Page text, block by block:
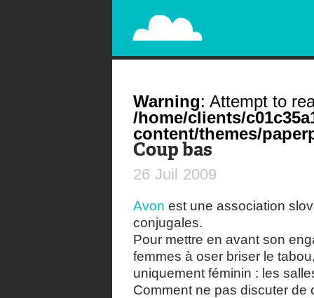
PAPERPLANE
STREET, AMBIENT, GUÉRILLA MARKETING
Warning: Attempt to
/home/clients/
content/themes/
Coup bas
26 Juil 2009
Avon est une association
conjugales.
Pour mettre en avant son
femmes à oser briser le
uniquement féminin : les
Comment ne pas discuter de